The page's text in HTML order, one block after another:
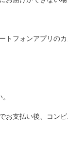
トフォンアプリの
お支払い後、コン